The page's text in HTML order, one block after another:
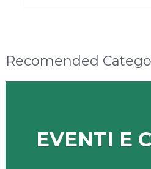
Recomended
EVENTI E